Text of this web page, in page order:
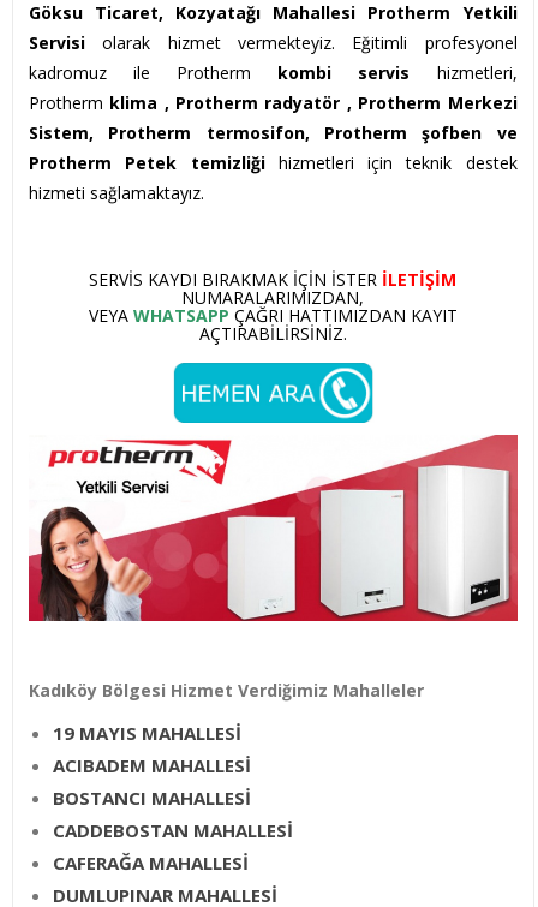
Göksu Ticaret, Kozyatağı Mahallesi Protherm Yetkili
Servisiolarak hizmet vermekteyiz. Eğitimli profesyonel
kadromuz ile Protherm kombi servis hizmetleri,
Protherm klima , Protherm radyatör , Protherm Merkezi
Sistem, Protherm termosifon, Protherm şofben ve
Protherm Petek temizliğihizmetleri için teknik destek
hizmeti sağlamaktayız.
SERVIS KAYDI BIRAKMAK IÇIN ISTER ILETIŞIM
NUMARALARIMIZDAN,
VEYA WHATSAPP ÇAĞRI HATTIMIZDAN KAYIT
AÇTIRABILIRSINIZ.
Kadıköy Bölgesi Hizmet Verdiğimiz Mahalleler
19 MAYIS MAHALLESİ
ACIBADEM MAHALLESİ
BOSTANCI MAHALLESİ
CADDEBOSTAN MAHALLESİ
CAFERAĞA MAHALLESİ
DUMLUPINAR MAHALLESİ